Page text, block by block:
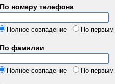
По номеру телефона
Полное совпадение
По
По фамилии
Полное совпадение По